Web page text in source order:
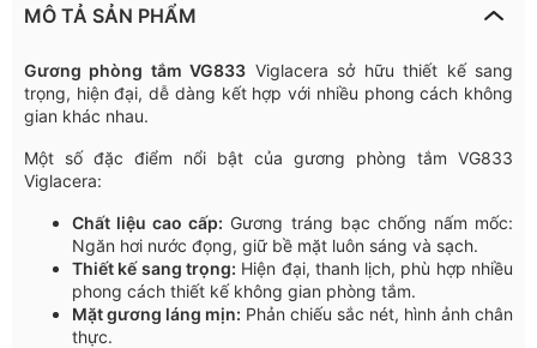
MÔ TẢ SẢN PHẨM
Gương phòng tắm VG833 Viglacera sở hữu thiết kế sang
trọng, hiện đại, dễ dàng kết hợp với nhiều phong cách không
gian khác nhau.
Một số đặc điểm nổi bật của gương phòng tắm VG833
Viglacera:
Chất liệu cao cấp: Gương tráng bạc chống nấm mốc:
Ngăn hơi nước đọng, giữ bề mặt luôn sáng và sạch.
Thiết kế sang trọng: Hiện đại, thanh lịch, phù hợp nhiều
phong cách thiết kế không gian phòng tắm.
Mặt gương láng mịn: Phản chiếu sắc nét, hình ảnh chân
thực.